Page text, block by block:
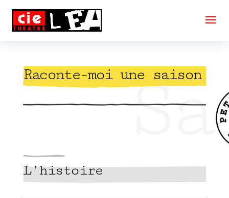
Raconte-moi une saison
L’histoire